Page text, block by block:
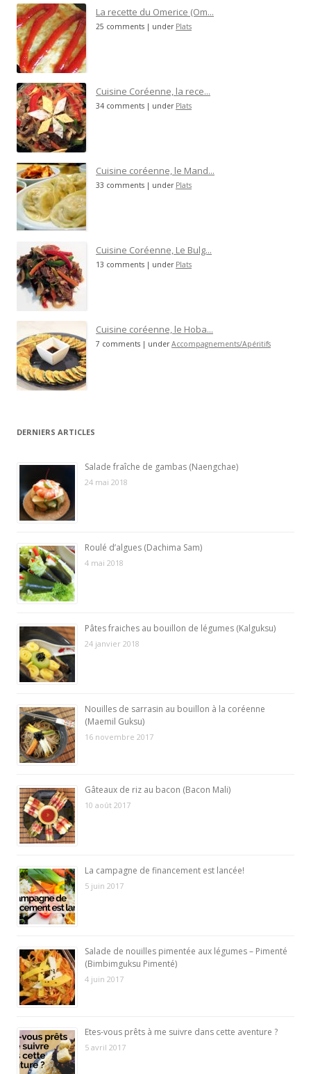
La recette du Omerice (Om...
25 comments | under Plats
Cuisine Coréenne, la rece...
34 comments | under Plats
Cuisine coréenne, le Mand...
33 comments | under Plats
Cuisine Coréenne, Le Bulg...
13 comments | under Plats
Cuisine coréenne, le Hoba...
7 comments | underAccompagnements/Apéritifs
DERNIERS ARTICLES
Salade fraîche de gambas (Naengchae)
24 mai 2018
Roulé d’algues (Dachima Sam)
4 mai 2018
Pâtes fraiches au bouillon de légumes (Kalguksu)
24 janvier 2018
Nouilles de sarrasin au bouillon à la coréenne
(Maemil Guksu)
16 novembre 2017
Gâteaux de riz au bacon (Bacon Mali)
10 août 2017
La campagne de financement est lancée!
5 juin 2017
Salade de nouilles pimentée aux légumes – Pimenté
(Bimbimguksu Pimenté)
4 juin 2017
Etes-vous prêts à me suivre dans cette aventure ?
5 avril 2017